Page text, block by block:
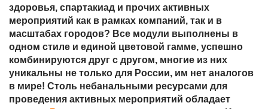
здоровья, спартакиад и прочих активных
мероприятий как в рамках компаний, так и в
масштабах городов? Все модули выполнены в
одном стиле и единой цветовой гамме, успешно
комбинируются друг с другом, многие из них
уникальны не только для России, им нет аналогов
в мире! Столь небанальными ресурсами для
проведения активных мероприятий обладает